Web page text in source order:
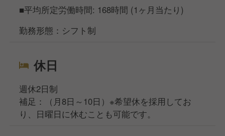
■平均所定労働時間: 168時間 (1ヶ月当たり)
勤務形態：シフト制
休日
週休2日制
補足：（月8日～10日）※希望休を採用してお
り、日曜日に休むことも可能です。